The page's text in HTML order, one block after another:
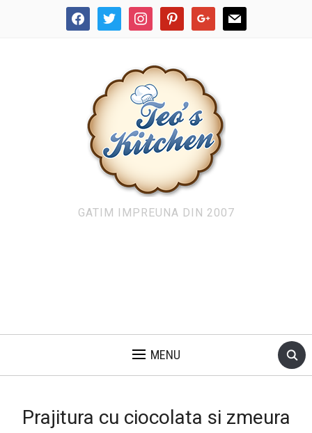
facebooktwitter instagrampinterestgoogle mail
GATIM IMPREUNA DIN 2007
MENU
Prajitura cu ciocolata si zmeura